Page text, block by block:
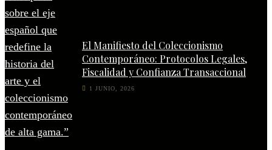
El Manifiesto del Coleccionismo
Contemporáneo: Protocolos Legales,
Fiscalidad y Confianza Transaccional
1 JUNIO, 2026